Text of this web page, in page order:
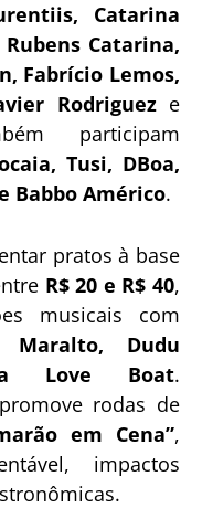
Catarina
Catarina,
Fabrício Lemos,
Rodrigueze
participam
Tusi, DBoa,
Babbo Américo.
pratos à base
R$ 20 e R$ 40,
musicais com
Maralto, Dudu
Love Boat.
rodas de
em Cena”,
impactos